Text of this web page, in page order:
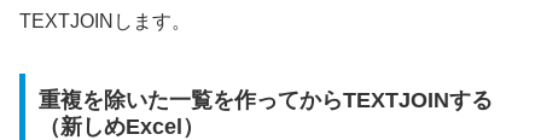
TEXTJOINします。
重複を除いた一覧を作ってからTEXTJOINする
（新しめExcel）